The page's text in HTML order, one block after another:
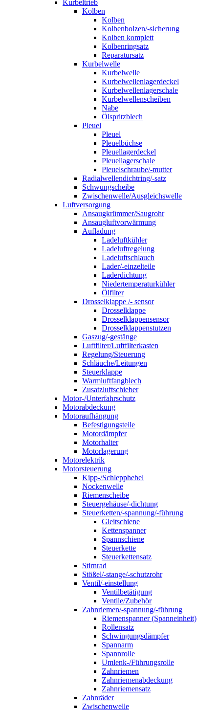
Kurbeltrieb
Kolben
Kolben
Kolbenbolzen/-sicherung
Kolben komplett
Kolbenringsatz
Reparatursatz
Kurbelwelle
Kurbelwelle
Kurbelwellenlagerdeckel
Kurbelwellenlagerschale
Kurbelwellenscheiben
Nabe
Ölspritzblech
Pleuel
Pleuel
Pleuelbüchse
Pleuellagerdeckel
Pleuellagerschale
Pleuelschraube/-mutter
Radialwellendichtring/-satz
Schwungscheibe
Zwischenwelle/Ausgleichswelle
Luftversorgung
Ansaugkrümmer/Saugrohr
Ansaugluftvorwärmung
Aufladung
Ladeluftkühler
Ladeluftregelung
Ladeluftschlauch
Lader/-einzelteile
Laderdichtung
Niedertemperaturkühler
Ölfilter
Drosselklappe /- sensor
Drosselklappe
Drosselklappensensor
Drosselklappenstutzen
Gaszug/-gestänge
Luftfilter/Luftfilterkasten
Regelung/Steuerung
Schläuche/Leitungen
Steuerklappe
Warmluftfangblech
Zusatzluftschieber
Motor-/Unterfahrschutz
Motorabdeckung
Motoraufhängung
Befestigungsteile
Motordämpfer
Motorhalter
Motorlagerung
Motorelektrik
Motorsteuerung
Kipp-/Schlepphebel
Nockenwelle
Riemenscheibe
Steuergehäuse/-dichtung
Steuerketten/-spannung/-führung
Gleitschiene
Kettenspanner
Spannschiene
Steuerkette
Steuerkettensatz
Stirnrad
Stößel/-stange/-schutzrohr
Ventil/-einstellung
Ventilbetätigung
Ventile/Zubehör
Zahnriemen/-spannung/-führung
Riemenspanner (Spanneinheit)
Rollensatz
Schwingungsdämpfer
Spannarm
Spannrolle
Umlenk-/Führungsrolle
Zahnriemen
Zahnriemenabdeckung
Zahnriemensatz
Zahnräder
Zwischenwelle